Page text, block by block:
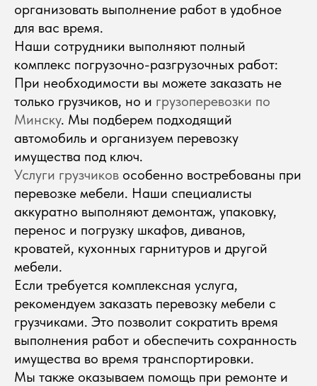
организовать выполнение работ в удобное
для вас время.
Наши сотрудники выполняют полный
комплекс погрузочно-разгрузочных работ:
При необходимости вы можете заказать не
только грузчиков, но и грузоперевозки по
Минску. Мы подберем подходящий
автомобиль и организуем перевозку
имущества под ключ.
Услуги грузчиков особенно востребованы при
перевозке мебели. Наши специалисты
аккуратно выполняют демонтаж, упаковку,
перенос и погрузку шкафов, диванов,
кроватей, кухонных гарнитуров и другой
мебели.
Если требуется комплексная услуга,
рекомендуем заказать перевозку мебели с
грузчиками. Это позволит сократить время
выполнения работ и обеспечить сохранность
имущества во время транспортировки.
Мы также оказываем помощь при ремонте и